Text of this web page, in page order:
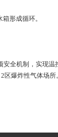
形成循环。
全机制，实现温
爆炸性气体场所